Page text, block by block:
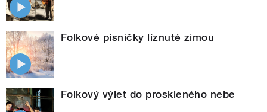
Folkové písničky líznuté zimou
Folkový výlet do proskleného nebe